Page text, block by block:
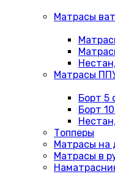
Матрасы
Матрасы
Борт 5
Борт
Топперы
Матрасы на
Матрасы в